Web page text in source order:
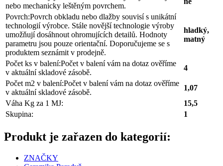
nebo mechanicky leštěným povrchem.
Povrch:Povrch obkladu nebo dlažby souvisí s unikátní
technologií výrobce. Stále novější technologie výroby
umožňují dosáhnout ohromujících detailů. Hodnoty
parametru jsou pouze orientační. Doporučujeme se s
produktem seznámit v prodejně.
hladký,
matný
Počet ks v balení:Počet v balení vám na dotaz ověříme
v aktuální skladové zásobě.
4
Počet m2 v balení:Počet v balení vám na dotaz ověříme
v aktuální skladové zásobě.
1,07
Váha Kg za 1 MJ:
15,5
Skupina:
1
Produkt je zařazen do kategorií:
ZNAČKY